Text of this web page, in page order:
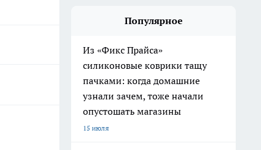
Популярное
Из «Фикс Прайса»
силиконовые коврики тащу
пачками: когда домашние
узнали зачем, тоже начали
опустошать магазины
15 июля